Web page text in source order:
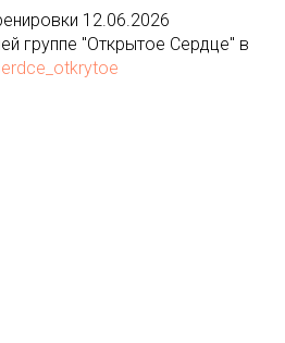
12.06.2026
группе "Открытое Сердце" в